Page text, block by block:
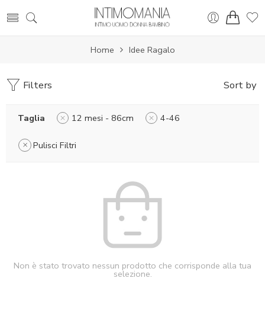
Home Idee Ragalo
Filters Sort by
Taglia 12 mesi - 86cm 4-46
Pulisci Filtri
Non è stato trovato nessun prodotto che corrisponde alla tua
selezione.